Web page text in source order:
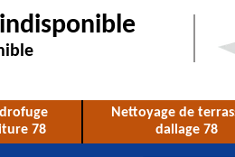
indisponible
78
Nettoyage de
dallage 78